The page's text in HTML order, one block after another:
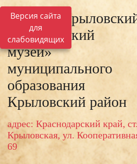
Версия сайта
для
слабовидящих
МКУК
исторический
музей»
муниципального
образования
Крыловский район
адрес: Краснодарский край, ст.
Крыловская, ул.
69